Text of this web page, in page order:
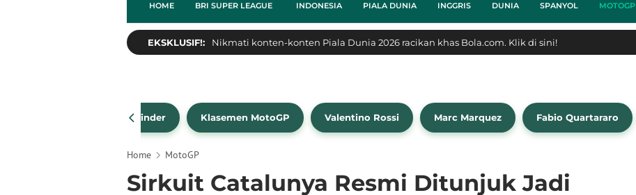
HOME BRI SUPER LEAGUE INDONESIA PIALA DUNIA INGGRIS DUNIA SPANYOL MOTOGP
EKSKLUSIF!: Nikmati konten-konten Piala Dunia 2026 racikan khas Bola.com. Klik di sini!
Brad Binder Klasemen MotoGP Valentino Rossi Marc Marquez Fabio Quartararo
Home MotoGP
Sirkuit Catalunya Resmi Ditunjuk Jadi